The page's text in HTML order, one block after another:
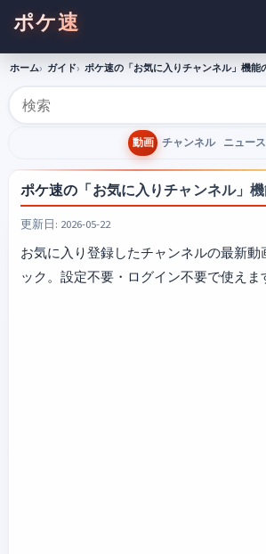
ポケ速
ホーム ガイド ポケ速の「お気に入りチャンネル」機能
動画 チャンネル ニュース
ポケ速の「お気に入りチャンネル」
更新日: 2026-05-22
お気に入り登録したチャンネルの最新動
ック。設定不要・ログイン不要で使えま